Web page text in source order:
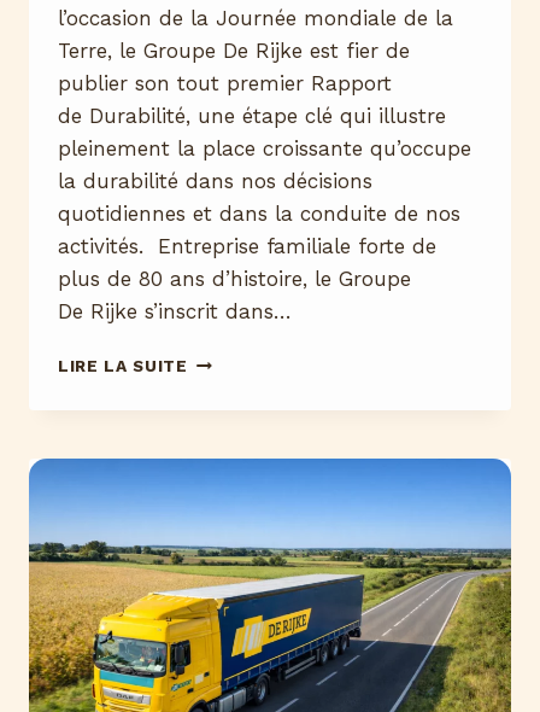
l’occasion de la Journée mondiale de la
Terre, le Groupe De Rijke est fier de
publier son tout premier Rapport
de Durabilité, une étape clé qui illustre
pleinement la place croissante qu’occupe
la durabilité dans nos décisions
quotidiennes et dans la conduite de nos
activités. Entreprise familiale forte de
plus de 80 ans d’histoire, le Groupe
De Rijke s’inscrit dans…
LIRE LA SUITE RAPPORT
DURABILITÉ
|